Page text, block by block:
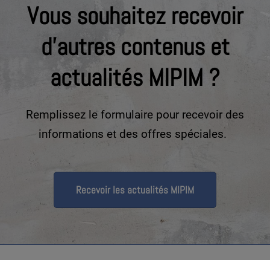
Vous souhaitez recevoir
d'autres contenus et
actualités MIPIM ?
Remplissez le formulaire pour recevoir des
informations et des offres spéciales.
Recevoir les actualités MIPIM